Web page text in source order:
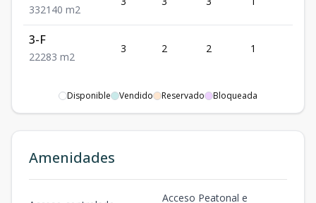
332140 m2
3-F
22283 m2
3 2 2 1
Disponible Vendido Reservado Bloqueada
Amenidades
Acceso Peatonal e